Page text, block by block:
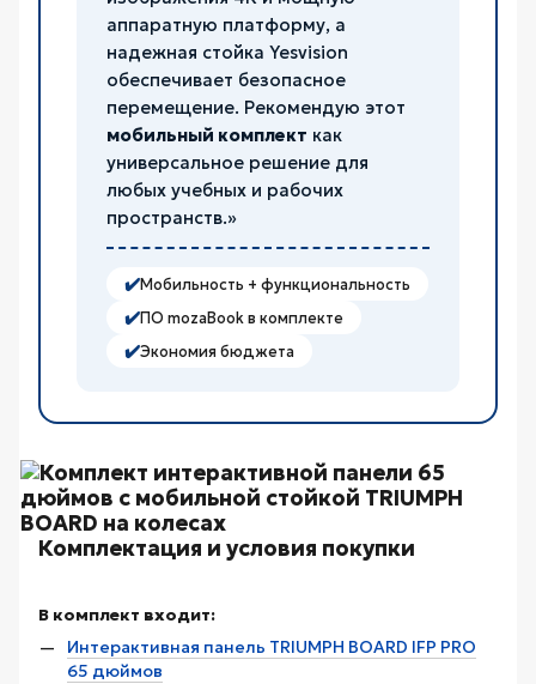
аппаратную платформу, а
надежная стойка Yesvision
обеспечивает безопасное
перемещение. Рекомендую этот
мобильный комплект как
универсальное решение для
любых учебных и рабочих
пространств.»
✔️Мобильность + функциональность
✔️ПО mozaBook в комплекте
✔️Экономия бюджета
Комплектация и условия покупки
В комплект входит:
Интерактивная панель TRIUMPH BOARD IFP PRO
65 дюймов